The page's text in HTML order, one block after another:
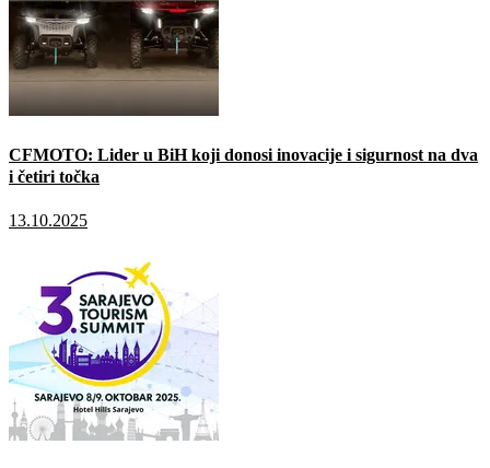
CFMOTO: Lider u BiH koji donosi inovacije i sigurnost na dva
i četiri točka
13.10.2025